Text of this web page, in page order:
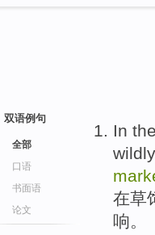
双语例句
全部
口语
书面语
论文
In
wildly
在草
响。